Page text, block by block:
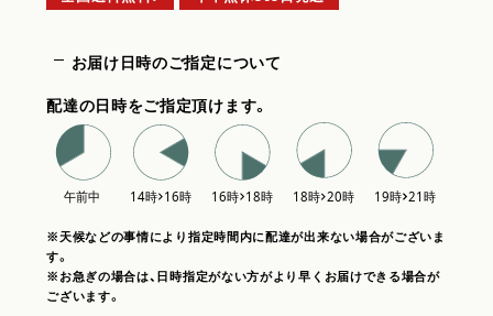
お届け日時のご指定について
配達の日時をご指定頂けます。
※天候などの事情により指定時間内に配達が出来ない場合がございま
す。
※お急ぎの場合は、日時指定がない方がより早くお届けできる場合が
ございます。